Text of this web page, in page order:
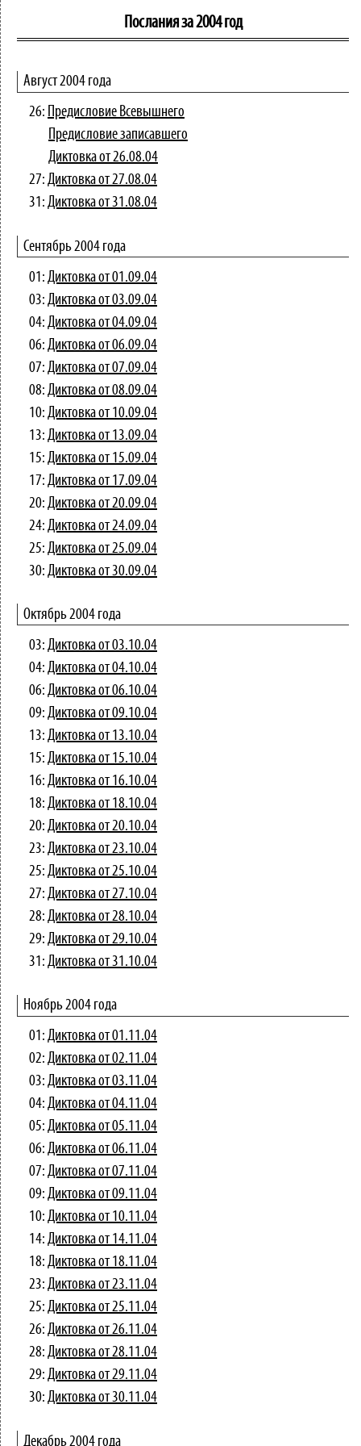
Послания за 2004 год
Август 2004 года
26: Предисловие Всевышнего
Предисловие записавшего
Диктовка от 26.08.04
27: Диктовка от 27.08.04
31: Диктовка от 31.08.04
Сентябрь 2004 года
01: Диктовка от 01.09.04
03: Диктовка от 03.09.04
04: Диктовка от 04.09.04
06: Диктовка от 06.09.04
07: Диктовка от 07.09.04
08: Диктовка от 08.09.04
10: Диктовка от 10.09.04
13: Диктовка от 13.09.04
15: Диктовка от 15.09.04
17: Диктовка от 17.09.04
20: Диктовка от 20.09.04
24: Диктовка от 24.09.04
25: Диктовка от 25.09.04
30: Диктовка от 30.09.04
Октябрь 2004 года
03: Диктовка от 03.10.04
04: Диктовка от 04.10.04
06: Диктовка от 06.10.04
09: Диктовка от 09.10.04
13: Диктовка от 13.10.04
15: Диктовка от 15.10.04
16: Диктовка от 16.10.04
18: Диктовка от 18.10.04
20: Диктовка от 20.10.04
23: Диктовка от 23.10.04
25: Диктовка от 25.10.04
27: Диктовка от 27.10.04
28: Диктовка от 28.10.04
29: Диктовка от 29.10.04
31: Диктовка от 31.10.04
Ноябрь 2004 года
01: Диктовка от 01.11.04
02: Диктовка от 02.11.04
03: Диктовка от 03.11.04
04: Диктовка от 04.11.04
05: Диктовка от 05.11.04
06: Диктовка от 06.11.04
07: Диктовка от 07.11.04
09: Диктовка от 09.11.04
10: Диктовка от 10.11.04
14: Диктовка от 14.11.04
18: Диктовка от 18.11.04
23: Диктовка от 23.11.04
25: Диктовка от 25.11.04
26: Диктовка от 26.11.04
28: Диктовка от 28.11.04
29: Диктовка от 29.11.04
30: Диктовка от 30.11.04
Декабрь 2004 года